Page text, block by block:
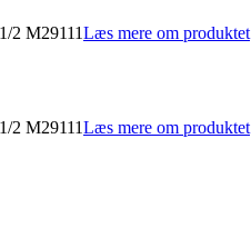
2 M29111Læs mere om produktet
2 M29111Læs mere om produktet